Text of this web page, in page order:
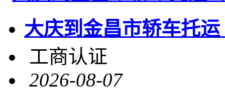
大庆到金昌市轿车托
工商认证
2026-08-07